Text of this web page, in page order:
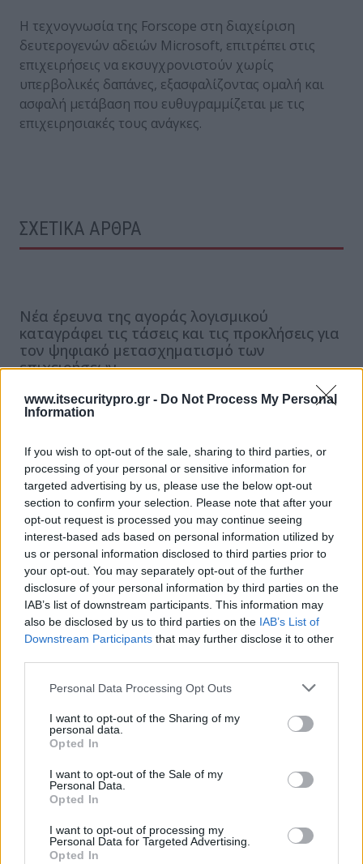
www.itsecuritypro.gr - Do Not Process My Personal
Information
If you wish to opt-out of the sale, sharing to third parties, or
processing of your personal or sensitive information for
targeted advertising by us, please use the below opt-out
section to confirm your selection. Please note that after your
opt-out request is processed you may continue seeing
interest-based ads based on personal information utilized by
us or personal information disclosed to third parties prior to
your opt-out. You may separately opt-out of the further
disclosure of your personal information by third parties on the
IAB’s list of downstream participants. This information may
also be disclosed by us to third parties on the IAB’s List of
Downstream Participants that may further disclose it to other
Personal Data Processing Opt Outs
I want to opt-out of the Sharing of my
personal data.
Opted In
I want to opt-out of the Sale of my
Personal Data.
Opted In
I want to opt-out of processing my
Personal Data for Targeted Advertising.
Opted In
Η τεχνογνωσία της Forscope στη διαχείριση
δευτερογενών αδειών Microsoft, επιτρέπει στις
επιχειρήσεις να εκσυγχρονιστούν χωρίς
υπερβολικές δαπάνες, εξασφαλίζοντας ομαλή και
ασφαλή μετάβαση που ευθυγραμμίζεται με τις
επιχειρησιακές τους ανάγκες.
ΣΧΕΤΙΚΑ ΑΡΘΡΑ
Νέα έρευνα της αγοράς λογισμικού
καταγράφει τις τάσεις και τις προκλήσεις για
τον ψηφιακό μετασχηματισμό των
επιχειρήσεων
AI Agents: Θα αντέξουν οι ελληνικές
Οδηγός νόμιμης μεταπώλησης software: Τι
πρέπει να γνωρίζουν οι ελληνικές
επιχειρήσεις
ΕΓΓΡΑΦΗ ΣΤΟ NEWSLETTER
Περιεχόμενα τεύχους